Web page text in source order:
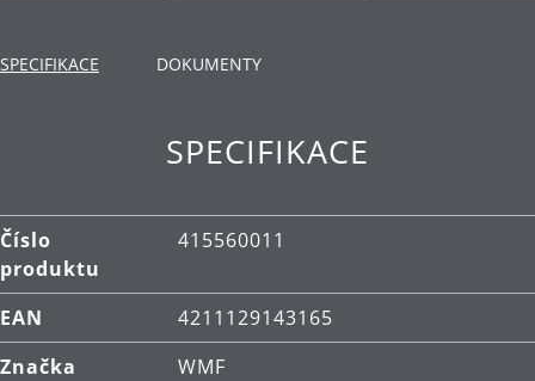
zajišťuje dlouhodobou odolnost a elegantní
Dotykový displej:uživatelsky přívětivý dotykový
displej s LED indikátory nabízí zážitek z grilování v
Snadné nastavení:s nastavením pokrývajícím
širokou škálu ingrediencí a receptů nabízí 6
programů vaření grilování, které už nemůže být
jednodušší, zatímco manuální režim umožňuje
vlastní nastavení.
SPECIFIKACE DOKUMENTY
SPECIFIKACE
Číslo
produktu
415560011
EAN
4211129143165
Značka
WMF